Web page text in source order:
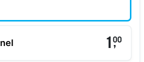
1 ,
00